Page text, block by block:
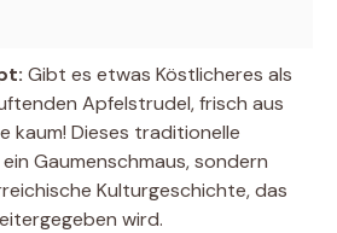
Gibt es etwas Köstlicheres als
Apfelstrudel, frisch aus
kaum! Dieses traditionelle
Gaumenschmaus, sondern
Kulturgeschichte, das
wird.